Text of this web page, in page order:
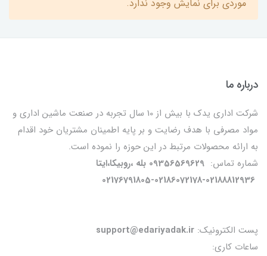
موردی برای نمایش وجود ندارد.
درباره ما
شرکت اداری یدک با بیش از 10 سال تجربه در صنعت ماشین اداری و
مواد مصرفی با هدف رضایت و بر پایه اطمینان مشتریان خود اقدام
به ارائه محصولات مرتبط در این حوزه را نموده است.
شماره تماس: 09356569629 بله ،روبیکا،ایتا
02176791805-02186072178-02188812936
پست الکترونیک:
ساعات کاری: